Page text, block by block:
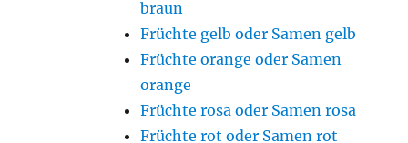
braun
Früchte gelb oder Samen gelb
Früchte orange oder Samen
orange
Früchte rosa oder Samen rosa
Früchte rot oder Samen rot